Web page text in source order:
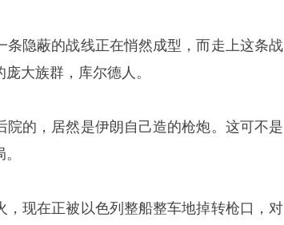
隐蔽的战线正在悄然成型，而走上这条战
大族群，库尔德人。
的，居然是伊朗自己造的枪炮。这可不是
现在正被以色列整船整车地掉转枪口，对